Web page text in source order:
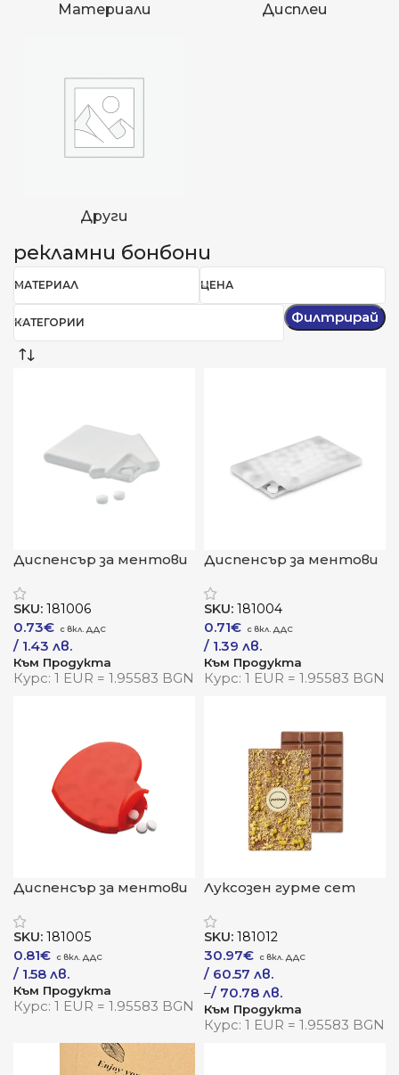
Материали
Дисплеи
Други
рекламни бонбони
МАТЕРИАЛ ЦЕНА
КАТЕГОРИИ Филтрирай
Диспенсър за ментови
SKU: 181006
0.73€
/ 1.43 лв.
Към Продукта
Курс: 1 EUR = 1.95583 BGN
Диспенсър за ментови
SKU: 181004
0.71€
/ 1.39 лв.
Към Продукта
Курс: 1 EUR = 1.95583 BGN
Диспенсър за ментови
SKU: 181005
0.81€
/ 1.58 лв.
Към Продукта
Курс: 1 EUR = 1.95583 BGN
Луксозен гурме сет
SKU: 181012
30.97€
/ 60.57 лв.
–/ 70.78 лв.
Към Продукта
Курс: 1 EUR = 1.95583 BGN